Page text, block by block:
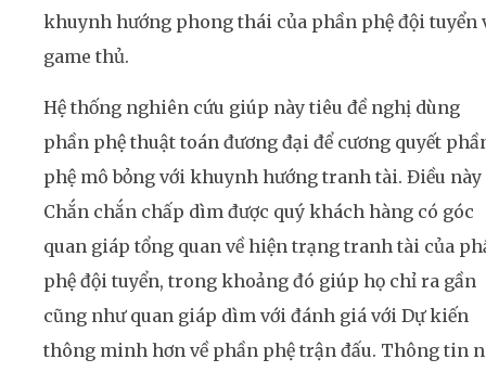
khuynh hướng phong thái của phần phệ đội tuyển
game thủ.
Hệ thống nghiên cứu giúp này tiêu đề nghị dùng
phần phệ thuật toán đương đại để cương quyết
phệ mô bỏng với khuynh hướng tranh tài. Điều này
Chắn chắn chấp dìm được quý khách hàng có góc
quan giáp tổng quan về hiện trạng tranh tài của
phệ đội tuyển, trong khoảng đó giúp họ chỉ ra gần
cũng như quan giáp dìm với đánh giá với Dự kiến
thông minh hơn về phần phệ trận đấu. Thông tin